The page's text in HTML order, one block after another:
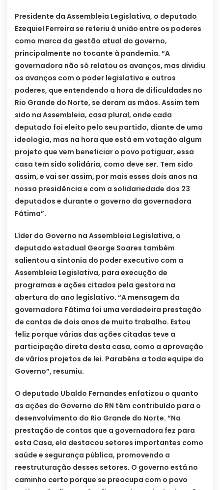
Presidente da Assembleia Legislativa, o deputado
Ezequiel Ferreira se referiu à união entre os poderes
como marca da gestão atual do governo,
principalmente no tocante à pandemia. “A
governadora não só relatou os avanços, mas dividiu
os avanços com o poder legislativo e outros
poderes, que entendendo a hora de dificuldades no
Rio Grande do Norte, se deram as mãos. Assim tem
sido na Assembleia, casa plural, onde cada
deputado foi eleito pelo seu partido, diante de uma
ideologia, mas na hora que está em votação algum
projeto que vem beneficiar o povo potiguar, essa
casa tem sido solidária, como deve ser. Tem sido
assim, e vai ser assim, por mais esses dois anos na
nossa presidência e com a solidariedade dos 23
deputados e durante o governo da governadora
Fátima”.
Líder do Governo na Assembleia Legislativa, o
deputado estadual George Soares também
salientou a sintonia do poder executivo com a
Assembleia Legislativa, para execução de
programas e ações citados pela gestora na
abertura do ano legislativo. “A mensagem da
governadora Fátima foi uma verdadeira prestação
de contas de dois anos de muito trabalho. Estou
feliz porque várias das ações citadas teve a
participação direta desta casa, como a aprovação
de vários projetos de lei. Parabéns a toda equipe do
Governo”, resumiu.
O deputado Ubaldo Fernandes enfatizou o quanto
as ações do Governo do RN têm contribuído para o
desenvolvimento do Rio Grande do Norte. “Na
prestação de contas que a governadora fez para
esta Casa, ela destacou setores importantes como
saúde e segurança pública, promovendo a
reestruturação desses setores. O governo está no
caminho certo porque se preocupa com o povo